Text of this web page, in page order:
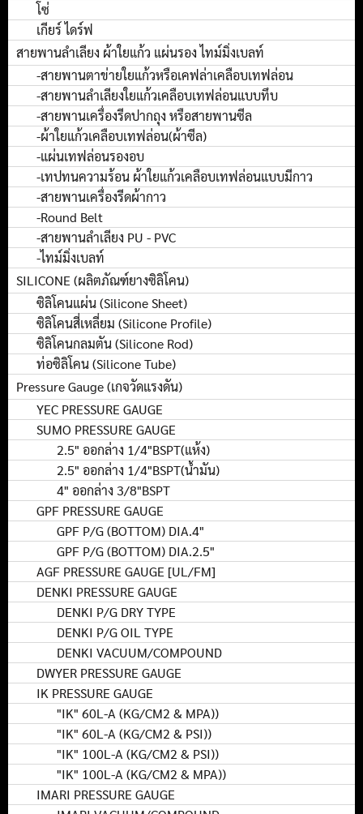
โซ่
เกียร์ ไดร์ฟ
สายพานลำเลียง ผ้าใยแก้ว แผ่นรอง ไทม์มิ่งเบลท์
-สายพานตาข่ายใยแก้วหรือเคฟล่าเคลือบเทฟล่อน
-สายพานลำเลียงใยแก้วเคลือบเทฟล่อนแบบทึบ
-สายพานเครื่องรีดปากถุง หรือสายพานซีล
-ผ้าใยแก้วเคลือบเทฟล่อน(ผ้าซีล)
-แผ่นเทฟล่อนรองอบ
-เทปทนความร้อน ผ้าใยแก้วเคลือบเทฟล่อนแบบมีกาว
-สายพานเครื่องรีดผ้ากาว
-Round Belt
-สายพานลำเลียง PU - PVC
-ไทม์มิ่งเบลท์
SILICONE (ผลิตภัณฑ์ยางซิลิโคน)
ซิลิโคนแผ่น (Silicone Sheet)
ซิลิโคนสี่เหลี่ยม (Silicone Profile)
ซิลิโคนกลมตัน (Silicone Rod)
ท่อซิลิโคน (Silicone Tube)
Pressure Gauge (เกจวัดแรงดัน)
YEC PRESSURE GAUGE
SUMO PRESSURE GAUGE
2.5" ออกล่าง 1/4"BSPT(แห้ง)
2.5" ออกล่าง 1/4"BSPT(น้ำมัน)
4" ออกล่าง 3/8"BSPT
GPF PRESSURE GAUGE
GPF P/G (BOTTOM) DIA.4"
GPF P/G (BOTTOM) DIA.2.5"
AGF PRESSURE GAUGE [UL/FM]
DENKI PRESSURE GAUGE
DENKI P/G DRY TYPE
DENKI P/G OIL TYPE
DENKI VACUUM/COMPOUND
DWYER PRESSURE GAUGE
IK PRESSURE GAUGE
"IK" 60L-A (KG/CM2 & MPA))
"IK" 60L-A (KG/CM2 & PSI))
"IK" 100L-A (KG/CM2 & PSI))
"IK" 100L-A (KG/CM2 & MPA))
IMARI PRESSURE GAUGE